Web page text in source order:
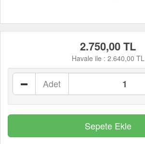
2.750,00 TL
Havale ile : 2.640,00 TL
Adet